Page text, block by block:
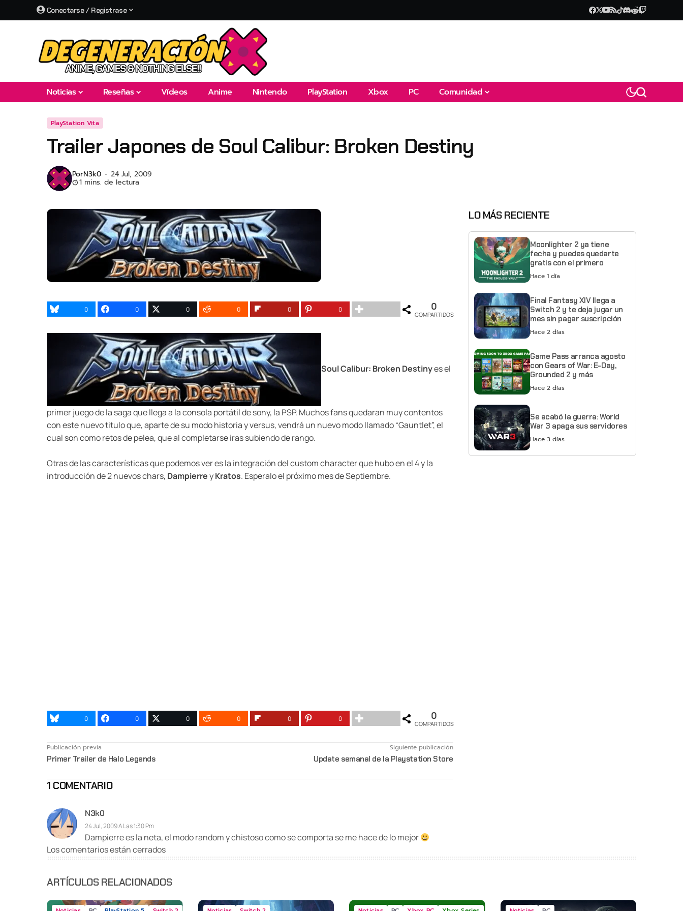
Conectarse / Registrase
Noticias Reseñas Vídeos Anime Nintendo PlayStation Xbox PC Comunidad
PlayStation Vita
Trailer Japones de Soul Calibur: Broken Destiny
PorN3k0 24 Jul, 2009
1 mins. de lectura
0 0 0 0 0 0 0
COMPARTIDOS
Soul Calibur: Broken Destinyes el
primer juego de la saga que llega a la consola portátil de sony, la PSP. Muchos fans quedaran muy contentos
con este nuevo titulo que, aparte de su modo historia y versus, vendrá un nuevo modo llamado “Gauntlet”, el
cual son como retos de pelea, que al completarse iras subiendo de rango.
Otras de las características que podemos ver es la integración del custom character que hubo en el 4 y la
introducción de 2 nuevos chars, DampierreyKratos. Esperalo el próximo mes de Septiembre.
0 0 0 0 0 0 0
COMPARTIDOS
Publicación previa
Primer Trailer de Halo Legends
Siguiente publicación
Update semanal de la Playstation Store
1 COMENTARIO
N3k0
24 Jul, 2009 A Las 1:30 Pm
Dampierre es la neta, el modo random y chistoso como se comporta se me hace de lo mejor
Los comentarios están cerrados
LO MÁS RECIENTE
Moonlighter 2 ya tiene
fecha y puedes quedarte
gratis con el primero
Hace 1 día
Final Fantasy XIV llega a
Switch 2 y te deja jugar un
mes sin pagar suscripción
Hace 2 días
Game Pass arranca agosto
con Gears of War: E-Day,
Grounded 2 y más
Hace 2 días
Se acabó la guerra: World
War 3 apaga sus servidores
Hace 3 días
ARTÍCULOS RELACIONADOS